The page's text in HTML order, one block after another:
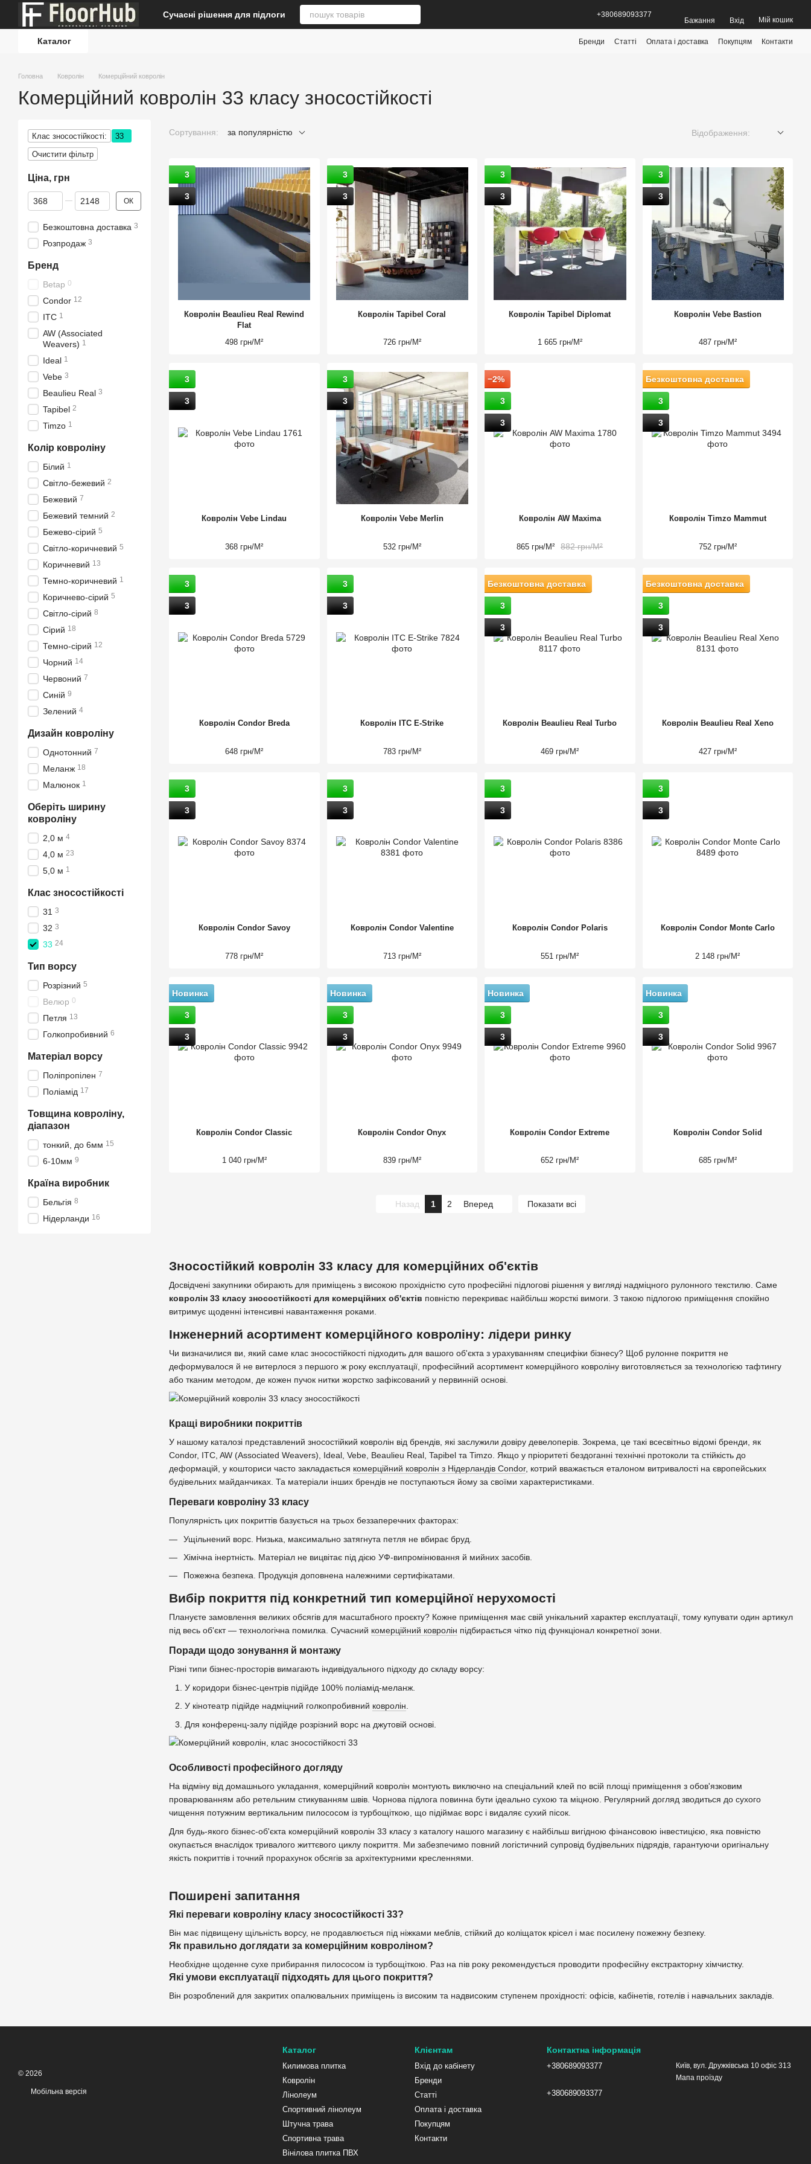
Перейти до основного контенту
Сучасні рішення для підлоги +380689093377
Бажання Вхід Мій кошик
Каталог Бренди Статті Оплата і доставка Покупцям Контакти
Головна Ковролін Комерційний ковролін
Комерційний ковролін 33 класу зносостійкості
Сортування: за популярністю Відображення:
Зносостійкий ковролін 33 класу для комерційних об'єктів
Досвідчені закупники обирають для приміщень з високою прохідністю суто професійні підлогові рішення у вигляді надміцного рулонного текстилю. Саме
ковролін 33 класу зносостійкості для комерційних об'єктів повністю перекриває найбільш жорсткі вимоги. З такою підлогою приміщення спокійно
витримує щоденні інтенсивні навантаження роками.
Інженерний асортимент комерційного ковроліну: лідери ринку
Чи визначилися ви, який саме клас зносостійкості підходить для вашого об'єкта з урахуванням специфіки бізнесу? Щоб рулонне покриття не
деформувалося й не витерлося з першого ж року експлуатації, професійний асортимент комерційного ковроліну виготовляється за технологією тафтингу
або тканим методом, де кожен пучок нитки жорстко зафіксований у первинній основі.
Кращі виробники покриттів
У нашому каталозі представлений зносостійкий ковролін від брендів, які заслужили довіру девелоперів. Зокрема, це такі всесвітньо відомі бренди, як
Condor, ITC, AW (Associated Weavers), Ideal, Vebe, Beaulieu Real, Tapibel та Timzo. Якщо у пріоритеті бездоганні технічні протоколи та стійкість до
деформацій, у кошториси часто закладається комерційний ковролін з Нідерландів Condor, котрий вважається еталоном витривалості на європейських
будівельних майданчиках. Та матеріали інших брендів не поступаються йому за своїми характеристиками.
Переваги ковроліну 33 класу
Популярність цих покриттів базується на трьох беззаперечних факторах:
Ущільнений ворс. Низька, максимально затягнута петля не вбирає бруд.
Хімічна інертність. Матеріал не вицвітає під дією УФ-випромінювання й мийних засобів.
Пожежна безпека. Продукція доповнена належними сертифікатами.
Вибір покриття під конкретний тип комерційної нерухомості
Плануєте замовлення великих обсягів для масштабного проєкту? Кожне приміщення має свій унікальний характер експлуатації, тому купувати один артикул
під весь об'єкт — технологічна помилка. Сучасний комерційний ковролін підбирається чітко під функціонал конкретної зони.
Поради щодо зонування й монтажу
Різні типи бізнес-просторів вимагають індивідуального підходу до складу ворсу:
У коридори бізнес-центрів підійде 100% поліамід-меланж.
У кінотеатр підійде надміцний голкопробивний ковролін
Для конференц-залу підійде розрізний ворс на джутовій основі.
Особливості професійного догляду
На відміну від домашнього укладання, комерційний ковролін монтують виключно на спеціальний клей по всій площі приміщення з обов'язковим
проварюванням або ретельним стикуванням швів. Чорнова підлога повинна бути ідеально сухою та міцною. Регулярний догляд зводиться до сухого
чищення потужним вертикальним пилососом із турбощіткою, що підіймає ворс і видаляє сухий пісок.
Для будь-якого бізнес-об'єкта комерційний ковролін 33 класу з каталогу нашого магазину є найбільш вигідною фінансовою інвестицією, яка повністю
окупається внаслідок тривалого життєвого циклу покриття. Ми забезпечимо повний логістичний супровід будівельних підрядів, гарантуючи оригінальну
якість покриттів і точний прорахунок обсягів за архітектурними кресленнями.
Поширені запитання
Які переваги ковроліну класу зносостійкості 33?
Він має підвищену щільність ворсу, не продавлюється під ніжками меблів, стійкий до коліщаток крісел і має посилену пожежну безпеку.
Як правильно доглядати за комерційним ковроліном?
Необхідне щоденне сухе прибирання пилососом із турбощіткою. Раз на пів року рекомендується проводити професійну екстракторну хімчистку.
Які умови експлуатації підходять для цього покриття?
Він розроблений для закритих опалювальних приміщень із високим та надвисоким ступенем прохідності: офісів, кабінетів, готелів і навчальних закладів.
3
3
Ковролін Beaulieu Real Rewind
Flat
498 грн/М²
3
3
Ковролін Tapibel Coral
726 грн/М²
3
3
Ковролін Tapibel Diplomat
1 665 грн/М²
3
3
Ковролін Vebe Bastion
487 грн/М²
3
3
Ковролін Vebe Lindau
368 грн/М²
3
3
Ковролін Vebe Merlin
532 грн/М²
−2%
3
3
Ковролін AW Maxima
882 грн/М²
865 грн/М²
Безкоштовна доставка
3
3
Ковролін Timzo Mammut
752 грн/М²
3
3
Ковролін Condor Breda
648 грн/М²
3
3
Ковролін ITC E-Strike
783 грн/М²
Безкоштовна доставка
3
3
Ковролін Beaulieu Real Turbo
469 грн/М²
Безкоштовна доставка
3
3
Ковролін Beaulieu Real Xeno
427 грн/М²
3
3
Ковролін Condor Savoy
778 грн/М²
3
3
Ковролін Condor Valentine
713 грн/М²
3
3
Ковролін Condor Polaris
551 грн/М²
3
3
Ковролін Condor Monte Carlo
2 148 грн/М²
Новинка
3
3
Ковролін Condor Classic
1 040 грн/М²
Новинка
3
3
Ковролін Condor Onyx
839 грн/М²
Новинка
3
3
Ковролін Condor Extreme
652 грн/М²
Новинка
3
3
Ковролін Condor Solid
685 грн/М²
Назад 1 2 Вперед Показати всі
Клас зносостійкості:
33
Очистити фільтр
Ціна, грн
Від Ціна, грн
До Ціна, грн ОК
Безкоштовна доставка 3
Розпродаж 3
Бренд
Betap 0
Condor 12
ITC 1
AW (Associated
Weavers) 1
Ideal 1
Vebe 3
Beaulieu Real 3
Tapibel 2
Timzo 1
Колір ковроліну
Білий 1
Світло-бежевий 2
Бежевий 7
Бежевий темний 2
Бежево-сірий 5
Світло-коричневий 5
Коричневий 13
Темно-коричневий 1
Коричнево-сірий 5
Світло-сірий 8
Сірий 18
Темно-сірий 12
Чорний 14
Червоний 7
Синій 9
Зелений 4
Дизайн ковроліну
Однотонний 7
Меланж 18
Малюнок 1
Оберіть ширину
ковроліну
2,0 м 4
4,0 м 23
5,0 м 1
Клас зносостійкості
31 3
32 3
33 24
Тип ворсу
Розрізний 5
Велюр 0
Петля 13
Голкопробивний 6
Матеріал ворсу
Поліпропілен 7
Поліамід 17
Товщина ковроліну,
діапазон
тонкий, до 6мм 15
6-10мм 9
Країна виробник
Бельгія 8
Нідерланди 16
© 2026
Мобільна версія
Каталог
Килимова плитка
Ковролін
Лінолеум
Спортивний лінолеум
Штучна трава
Спортивна трава
Вінілова плитка ПВХ
Клієнтам
Вхід до кабінету
Бренди
Статті
Оплата і доставка
Покупцям
Контакти
Контактна інформація
+380689093377
+380689093377
Київ, вул. Дружківська 10 офіс 313
Мапа проїзду